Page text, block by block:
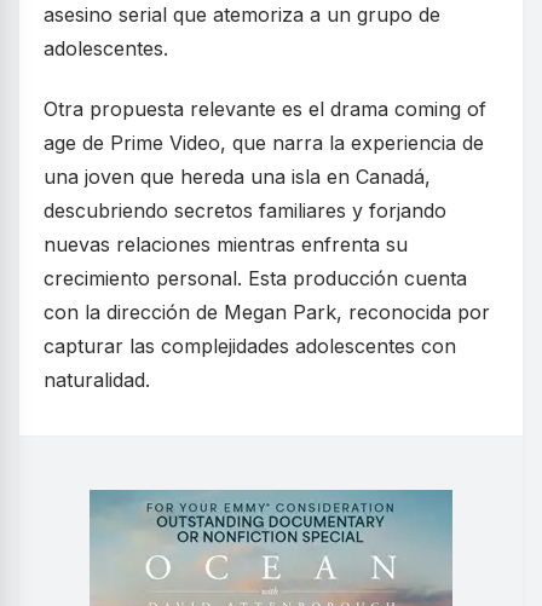
asesino serial que atemoriza a un grupo de
adolescentes.
Otra propuesta relevante es el drama coming of
age de Prime Video, que narra la experiencia de
una joven que hereda una isla en Canadá,
descubriendo secretos familiares y forjando
nuevas relaciones mientras enfrenta su
crecimiento personal. Esta producción cuenta
con la dirección de Megan Park, reconocida por
capturar las complejidades adolescentes con
naturalidad.